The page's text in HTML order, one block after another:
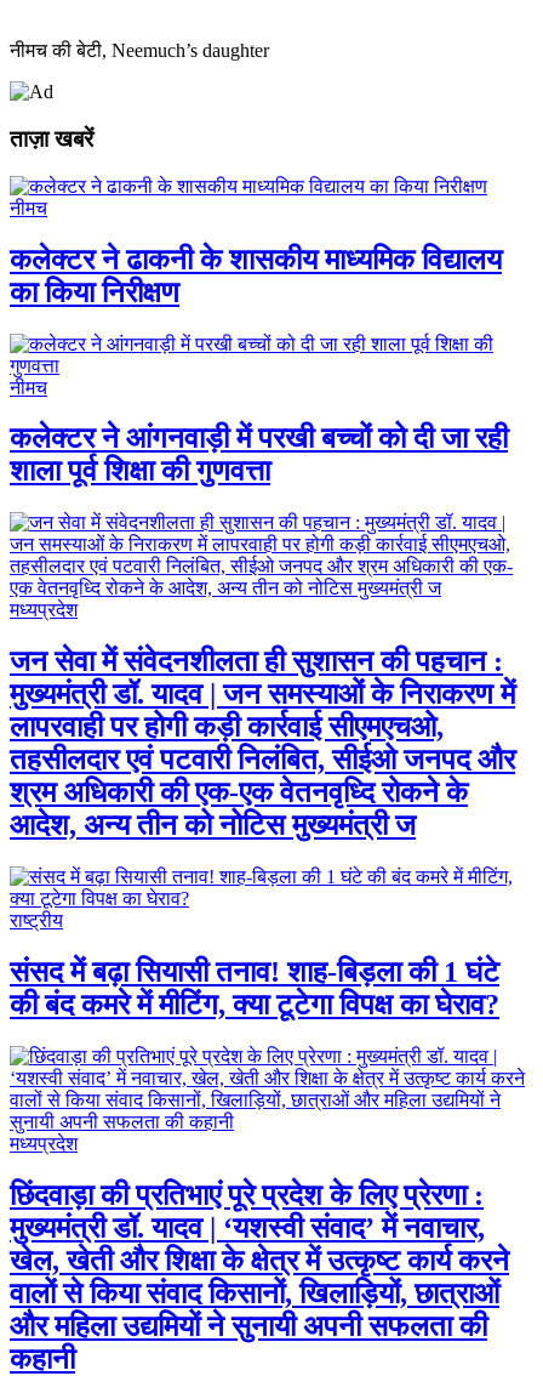
नीमच की बेटी, Neemuch’s daughter
ताज़ा खबरें
नीमच
कलेक्टर ने ढाकनी के शासकीय माध्यमिक विद्यालय
का किया निरीक्षण
नीमच
कलेक्टर ने आंगनवाड़ी में परखी बच्चों को दी जा रही
शाला पूर्व शिक्षा की गुणवत्ता
मध्यप्रदेश
जन सेवा में संवेदनशीलता ही सुशासन की पहचान :
मुख्यमंत्री डॉ. यादव | जन समस्याओं के निराकरण में
लापरवाही पर होगी कड़ी कार्रवाई सीएमएचओ,
तहसीलदार एवं पटवारी निलंबित, सीईओ जनपद और
श्रम अधिकारी की एक-एक वेतनवृध्दि रोकने के
आदेश, अन्य तीन को नोटिस मुख्यमंत्री ज
राष्ट्रीय
संसद में बढ़ा सियासी तनाव! शाह-बिड़ला की 1 घंटे
की बंद कमरे में मीटिंग, क्या टूटेगा विपक्ष का घेराव?
मध्यप्रदेश
छिंदवाड़ा की प्रतिभाएं पूरे प्रदेश के लिए प्रेरणा :
मुख्यमंत्री डॉ. यादव | ‘यशस्वी संवाद’ में नवाचार,
खेल, खेती और शिक्षा के क्षेत्र में उत्कृष्ट कार्य करने
वालों से किया संवाद किसानों, खिलाड़ियों, छात्राओं
और महिला उद्यमियों ने सुनायी अपनी सफलता की
कहानी